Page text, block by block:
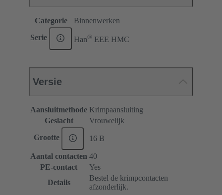
Categorie Binnenwerken
Serie Han® EEE HMC
Versie
Aansluitmethode Krimpaansluiting
Geslacht
Vrouwelijk
Grootte 16 B
Aantal contacten 40
PE-contact
Yes
Details
Bestel de krimpcontacten
afzonderlijk.